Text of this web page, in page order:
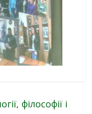
філософії і